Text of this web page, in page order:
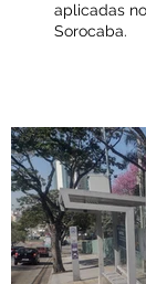
aplicadas
Sorocaba.